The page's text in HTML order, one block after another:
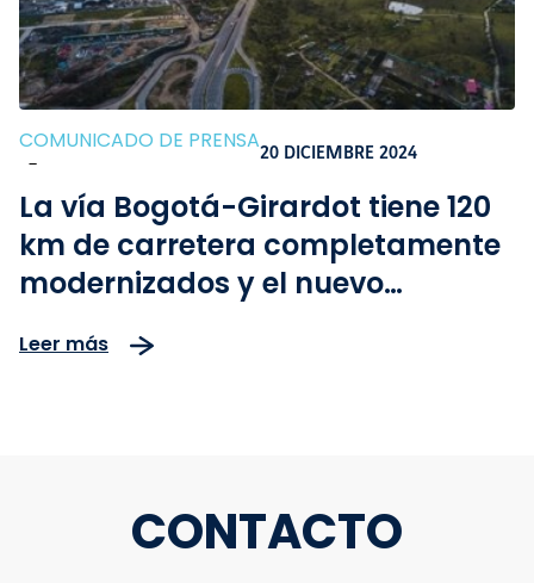
COMUNICADO DE PRENSA
-
20 DICIEMBRE 2024
La vía Bogotá-Girardot tiene 120
km de carretera completamente
modernizados y el nuevo
Navidad
Leer más
CONTACTO